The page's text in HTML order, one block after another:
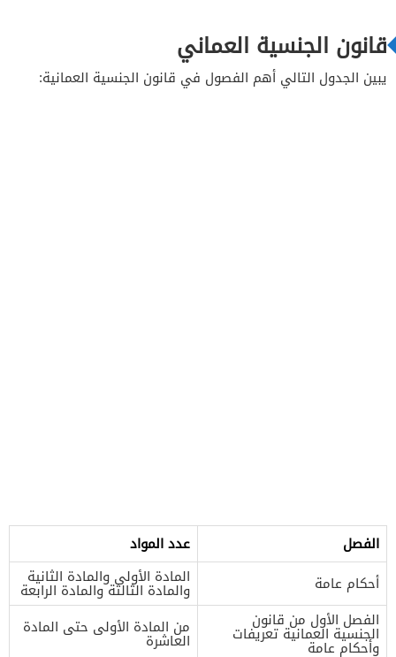
قانون الجنسية العماني
يبين الجدول التالي أهم الفصول في قانون الجنسية العمانية:
الفصل
عدد المواد
أحكام عامة
المادة الأولى والمادة الثانية
والمادة الثالثة والمادة الرابعة
الفصل الأول من قانون
الجنسية العمانية تعريفات
وأحكام عامة
من المادة الأولى حتى المادة
العاشرة